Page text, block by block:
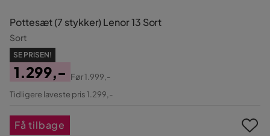
Pottesæt (7 stykker) Lenor 13 Sort
Sort
SE PRISEN!
Pris
1.299,-
Original
Før1.999,-
Tidligere laveste pris 1.299,-
Få tilbage